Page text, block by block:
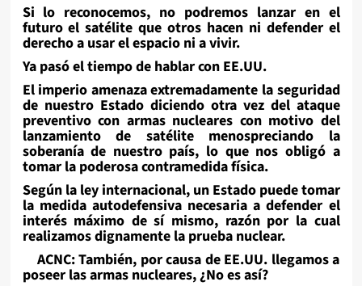
Si lo reconocemos, no podremos lanzar en el
futuro el satélite que otros hacen ni defender el
derecho a usar el espacio ni a vivir.
Ya pasó el tiempo de hablar con EE.UU.
El imperio amenaza extremadamente la seguridad
de nuestro Estado diciendo otra vez del ataque
preventivo con armas nucleares con motivo del
lanzamiento de satélite menospreciando la
soberanía de nuestro país, lo que nos obligó a
tomar la poderosa contramedida física.
Según la ley internacional, un Estado puede tomar
la medida autodefensiva necesaria a defender el
interés máximo de sí mismo, razón por la cual
realizamos dignamente la prueba nuclear.
ACNC: También, por causa de EE.UU. llegamos a
poseer las armas nucleares, ¿No es así?